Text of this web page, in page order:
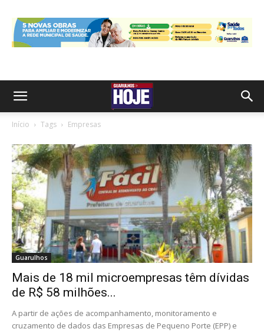
Início Tags Empresas
Guarulhos
Mais de 18 mil microempresas têm dívidas
de R$ 58 milhões...
A partir de ações de acompanhamento, monitoramento e
cruzamento de dados das Empresas de Pequeno Porte (EPP) e